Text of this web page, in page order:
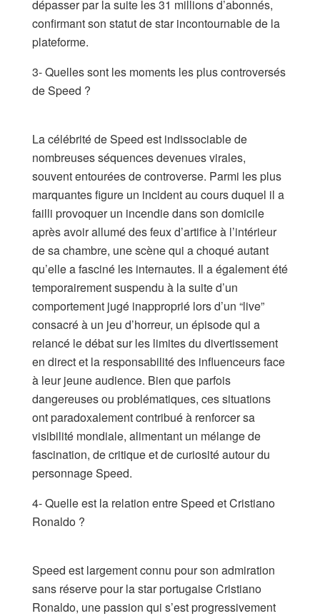
dépasser par la suite les 31 millions d’abonnés,
confirmant son statut de star incontournable de la
plateforme.
3- Quelles sont les moments les plus controversés
de Speed ?
La célébrité de Speed est indissociable de
nombreuses séquences devenues virales,
souvent entourées de controverse. Parmi les plus
marquantes figure un incident au cours duquel il a
failli provoquer un incendie dans son domicile
après avoir allumé des feux d’artifice à l’intérieur
de sa chambre, une scène qui a choqué autant
qu’elle a fasciné les internautes. Il a également été
temporairement suspendu à la suite d’un
comportement jugé inapproprié lors d’un “live”
consacré à un jeu d’horreur, un épisode qui a
relancé le débat sur les limites du divertissement
en direct et la responsabilité des influenceurs face
à leur jeune audience. Bien que parfois
dangereuses ou problématiques, ces situations
ont paradoxalement contribué à renforcer sa
visibilité mondiale, alimentant un mélange de
fascination, de critique et de curiosité autour du
personnage Speed.
4- Quelle est la relation entre Speed et Cristiano
Ronaldo ?
Speed est largement connu pour son admiration
sans réserve pour la star portugaise Cristiano
Ronaldo, une passion qui s’est progressivement